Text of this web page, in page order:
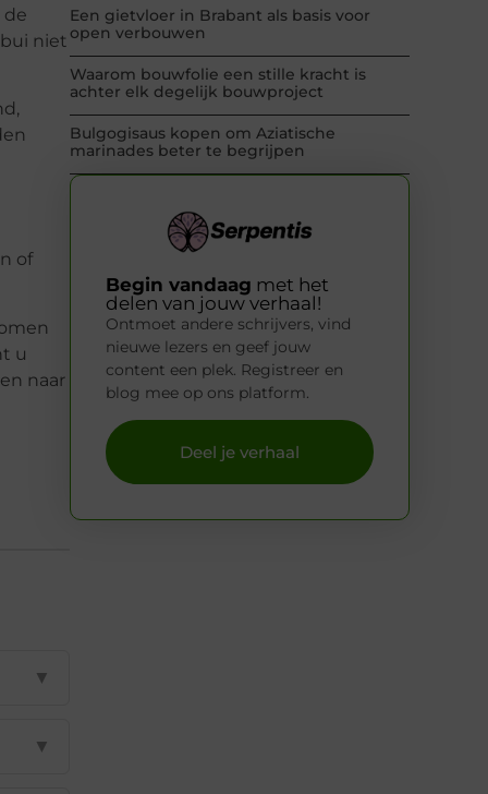
de
niet
of
u
naar
▼
▼
Een gietvloer in Brabant als basis voor
open verbouwen
Waarom bouwfolie een stille kracht is
achter elk degelijk bouwproject
Bulgogisaus kopen om Aziatische
marinades beter te begrijpen
Begin vandaag met het
delen van jouw verhaal!
Ontmoet andere schrijvers, vind
nieuwe lezers en geef jouw
content een plek. Registreer en
blog mee op ons platform.
Deel je verhaal